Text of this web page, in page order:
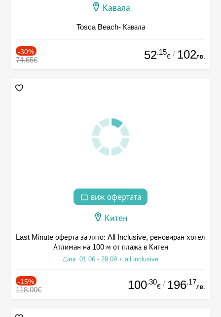
Кавала
Tosca Beach- Кавала
-30%
74.65€ 52.15
€ / 102лв.
виж офертата
Китен
Last Minute оферта за лято: All Inclusive, реновиран хотел
Атлиман на 100 м от плажа в Китен
Дата: 01.06 - 29.09 + all inclusive
-15%
118.00€ 100.30
€ / 196.17
лв.